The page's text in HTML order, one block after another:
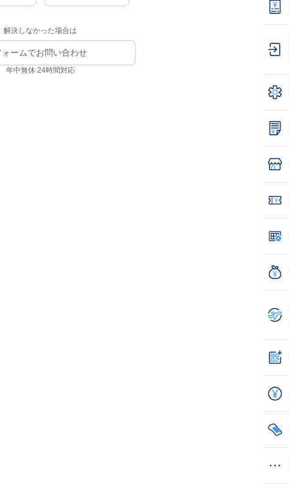
解決しなかった場合は
ォームでお問い合わせ
年中無休 24時間対応